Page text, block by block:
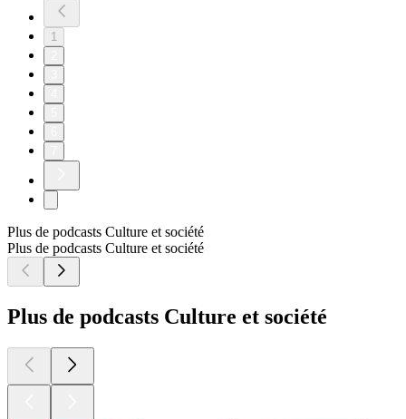
1
Plus de podcasts Culture et société
Plus de podcasts Culture et société
Plus de podcasts Culture et société